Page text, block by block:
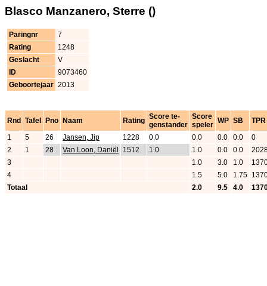
Blasco Manzanero, Sterre ()
Paringnr
7
Rating
1248
Geslacht
V
ID
9073460
Geboortejaar 2013
Rnd Tafel Pno Naam Rating Score te-
genstander
Score
speler WP SB
TPR
1
5 26 Jansen, Jip 1228 0.0 0.0 0.0 0.0
0
2
1 28 Van Loon, Daniël 1512 1.0 1.0 0.0 0.0
3
1.0 3.0 1.0
4
1.5 5.0 1.75
Totaal
2.0 9.5 4.0